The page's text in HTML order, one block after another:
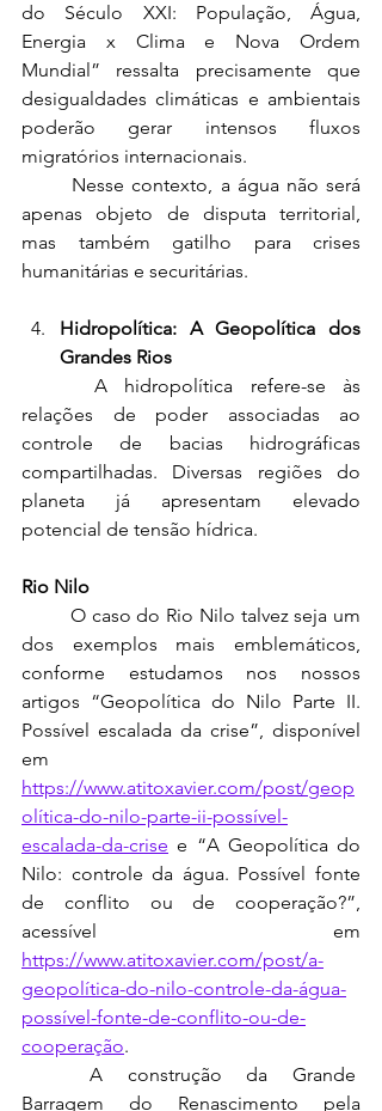
do Século XXI: População, Água,
Energia x Clima e Nova Ordem
Mundial” ressalta precisamente que
desigualdades climáticas e ambientais
poderão gerar intensos fluxos
migratórios internacionais.
apenas objeto de disputa territorial,
mas também gatilho para crises
humanitárias e securitárias.
Hidropolítica: A Geopolítica dos
Grandes Rios
relações de poder associadas ao
controle de bacias hidrográficas
compartilhadas. Diversas regiões do
planeta já apresentam elevado
potencial de tensão hídrica.
Rio Nilo
dos exemplos mais emblemáticos,
conforme estudamos nos nossos
artigos “Geopolítica do Nilo Parte II.
Possível escalada da crise”, disponível
https://www.atitoxavier.com/post/geop
olítica-do-nilo-parte-ii-possível-
escalada-da-crise e “A Geopolítica do
Nilo: controle da água. Possível fonte
de conflito ou de cooperação?”,
https://www.atitoxavier.com/post/a-
geopolítica-do-nilo-controle-da-água-
possível-fonte-de-conflito-ou-de-
cooperação.
Barragem do Renascimento pela